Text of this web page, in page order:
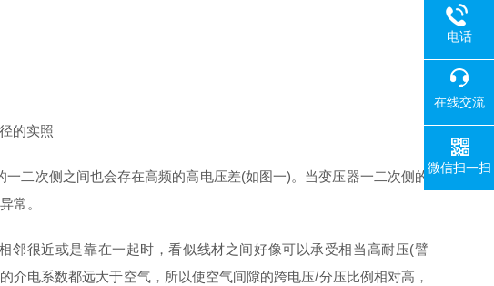
的实照
⼆次侧之间也会存在⾼频的⾼电压差(如图⼀)。当变压器一二次侧的
常。
邻很近或是靠在一起时，看似线材之间好像可以承受相当高耐压(譬
电系数都远大于空气，所以使空气间隙的跨电压/分压比例相对⾼，
电话
在线交流
微信扫一扫